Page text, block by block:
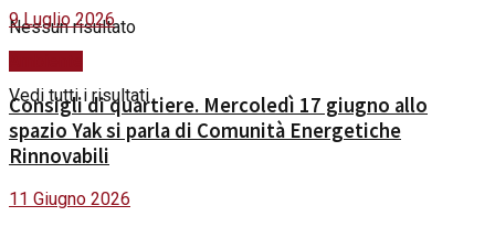
Nessun risultato
Vedi tutti i risultati
9 Luglio 2026
Consigli di quartiere. Mercoledì 17 giugno allo
spazio Yak si parla di Comunità Energetiche
Rinnovabili
11 Giugno 2026